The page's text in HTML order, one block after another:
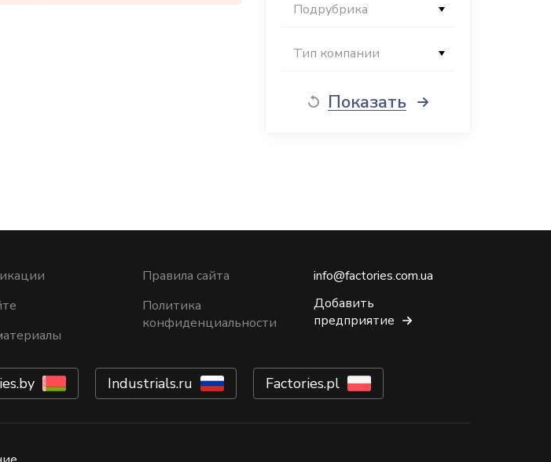
Подрубрика
Тип компании
Показать
Правила сайта
Политика
конфиденциальности
info@factories.com.ua
Добавить
предприятие
Industrials.ru Factories.pl